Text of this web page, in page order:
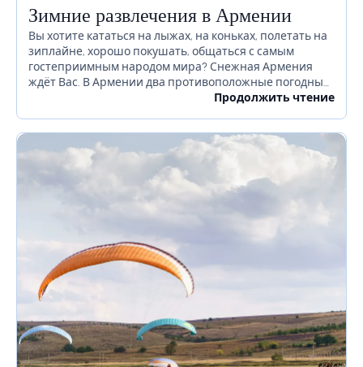
Зимние развлечения в Армении
Вы хотите кататься на лыжах, на коньках, полетать на
зиплайне, хорошо покушать, общаться с самым
гостеприимным народом мира? Снежная Армения
ждёт Вас. В Армении два противоположные погодные
условия: слишком жаркое лето и слишком холодная
Продолжить чтение